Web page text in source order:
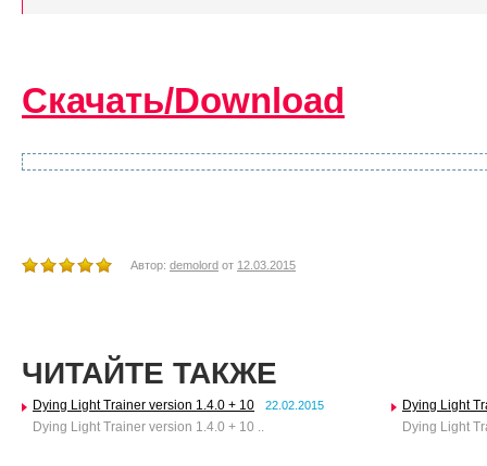
Скачать/Download
Автор: demolord от 12.03.2015
ЧИТАЙТЕ ТАКЖЕ
Dying Light Trainer version 1.4.0 + 10 22.02.2015
Dying Light Trainer version 1.4.0 + 10 ..
Dying Light
Dying Light